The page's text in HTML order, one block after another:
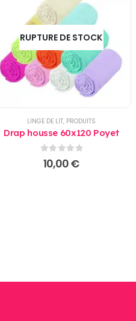
RUPTURE DE STOCK
LINGE DE LIT, PRODUITS
Drap housse 60x120 Poyet
0sur 5
10,00€